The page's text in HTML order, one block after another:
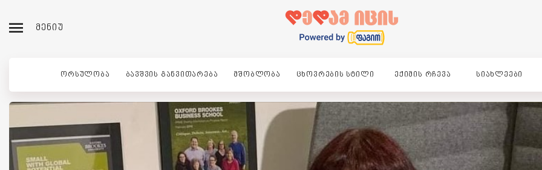
ᲛᲔᲜᲘᲣ
ᲝᲠᲡᲣᲚᲝᲑᲐ ᲑᲐᲕᲨᲕᲘᲡ ᲒᲐᲜᲕᲘᲗᲐᲠᲔᲑᲐ ᲛᲨᲝᲑᲚᲝᲑᲐ ᲪᲮᲝᲕᲠᲔᲑᲘᲡ ᲡᲢᲘᲚᲘ ᲔᲥᲘᲛᲘᲡ ᲠᲩᲔᲕᲐ ᲡᲘᲐᲮᲚᲔᲔᲑᲘ